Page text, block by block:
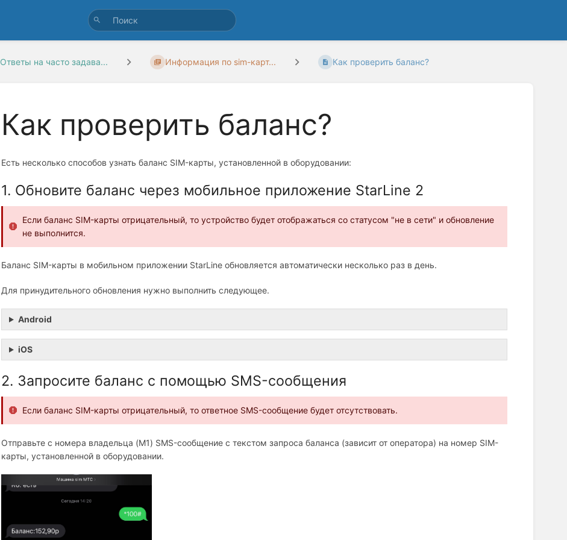
Ответы на часто задава... Информация по sim-карт... Как проверить баланс?
Как проверить баланс?
Есть несколько способов узнать баланс SIM-карты, установленной в оборудовании:
1. Обновите баланс через мобильное приложение StarLine 2
Если баланс SIM-карты отрицательный, то устройство будет отображаться со статусом "не в сети" и обновление
не выполнится.
Баланс SIM-карты в мобильном приложении StarLine обновляется автоматически несколько раз в день.
Для принудительного обновления нужно выполнить следующее.
Android
iOS
2. Запросите баланс с помощью SMS-сообщения
Если баланс SIM-карты отрицательный, то ответное SMS-сообщение будет отсутствовать.
Отправьте с номера владельца (M1) SMS-сообщение с текстом запроса баланса (зависит от оператора) на номер SIM-
карты, установленной в оборудовании.